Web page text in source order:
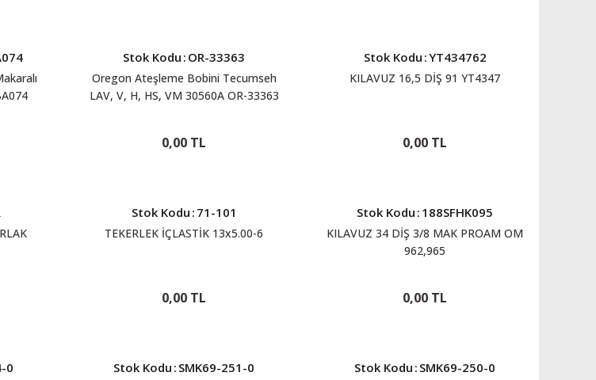
Stok Kodu : OR-33363
Oregon Ateşleme Bobini Tecumseh
LAV, V, H, HS, VM 30560A OR-33363
0,00 TL
Stok Kodu :YT434762
KILAVUZ 16,5 DİŞ 91 YT4347
0,00 TL
Stok Kodu : 71-101
TEKERLEK İÇLASTİK 13x5.00-6
0,00 TL
Stok Kodu : 188SFHK095
KILAVUZ 34 DİŞ 3/8 MAK PROAM OM
962,965
0,00 TL
0 Stok Kodu : SMK69-251-0 Stok Kodu : SMK69-250-0